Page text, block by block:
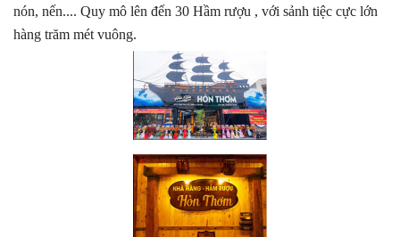
nón, nến.... Quy mô lên đến 30 Hầm rượu , với sảnh tiệc cực lớn
hàng trăm mét vuông.